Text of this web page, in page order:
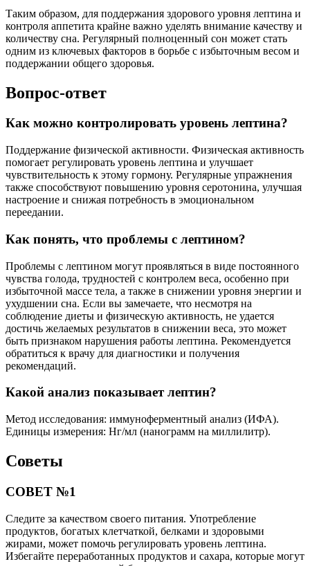
Таким образом, для поддержания здорового уровня лептина и
контроля аппетита крайне важно уделять внимание качеству и
количеству сна. Регулярный полноценный сон может стать
одним из ключевых факторов в борьбе с избыточным весом и
поддержании общего здоровья.
Вопрос-ответ
Как можно контролировать уровень лептина?
Поддержание физической активности. Физическая активность
помогает регулировать уровень лептина и улучшает
чувствительность к этому гормону. Регулярные упражнения
также способствуют повышению уровня серотонина, улучшая
настроение и снижая потребность в эмоциональном
переедании.
Как понять, что проблемы с лептином?
Проблемы с лептином могут проявляться в виде постоянного
чувства голода, трудностей с контролем веса, особенно при
избыточной массе тела, а также в снижении уровня энергии и
ухудшении сна. Если вы замечаете, что несмотря на
соблюдение диеты и физическую активность, не удается
достичь желаемых результатов в снижении веса, это может
быть признаком нарушения работы лептина. Рекомендуется
обратиться к врачу для диагностики и получения
рекомендаций.
Какой анализ показывает лептин?
Метод исследования: иммуноферментный анализ (ИФА).
Единицы измерения: Нг/мл (нанограмм на миллилитр).
Советы
СОВЕТ №1
Следите за качеством своего питания. Употребление
продуктов, богатых клетчаткой, белками и здоровыми
жирами, может помочь регулировать уровень лептина.
Избегайте переработанных продуктов и сахара, которые могут